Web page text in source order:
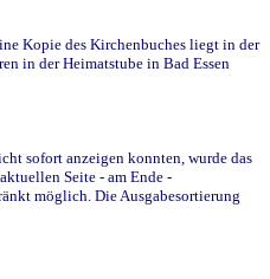
Kopie des Kirchenbuches liegt in der
in der Heimatstube in Bad Essen
sofort anzeigen konnten, wurde das
Seite - am Ende -
möglich. Die Ausgabesortierung